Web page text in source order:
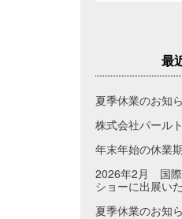
最
夏季休業のお知
株式会社パール
年末年始の休業
2026年2月 国際
ショーに出展い
夏季休業のお知